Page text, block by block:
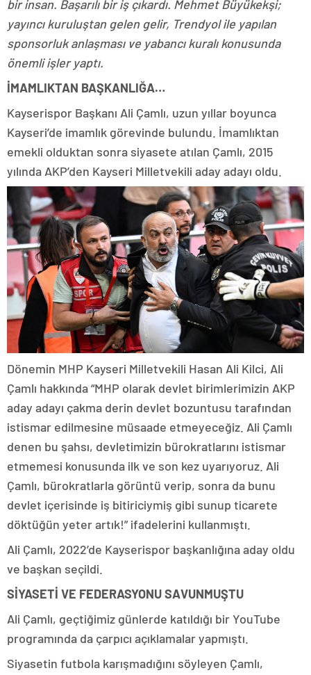
bir insan. Başarılı bir iş çıkardı. Mehmet Büyükekşi;
yayıncı kuruluştan gelen gelir, Trendyol ile yapılan
sponsorluk anlaşması ve yabancı kuralı konusunda
önemli işler yaptı.
İMAMLIKTAN BAŞKANLIĞA…
Kayserispor Başkanı Ali Çamlı, uzun yıllar boyunca
Kayseri’de imamlık görevinde bulundu. İmamlıktan
emekli olduktan sonra siyasete atılan Çamlı, 2015
yılında AKP’den Kayseri Milletvekili aday adayı oldu.
Dönemin MHP Kayseri Milletvekili Hasan Ali Kilci, Ali
Çamlı hakkında “MHP olarak devlet birimlerimizin AKP
aday adayı çakma derin devlet bozuntusu tarafından
istismar edilmesine müsaade etmeyeceğiz. Ali Çamlı
denen bu şahsı, devletimizin bürokratlarını istismar
etmemesi konusunda ilk ve son kez uyarıyoruz. Ali
Çamlı, bürokratlarla görüntü verip, sonra da bunu
devlet içerisinde iş bitiriciymiş gibi sunup ticarete
döktüğün yeter artık!” ifadelerini kullanmıştı.
Ali Çamlı, 2022’de Kayserispor başkanlığına aday oldu
ve başkan seçildi.
SİYASETİ VE FEDERASYONU SAVUNMUŞTU
Ali Çamlı, geçtiğimiz günlerde katıldığı bir YouTube
programında da çarpıcı açıklamalar yapmıştı.
Siyasetin futbola karışmadığını söyleyen Çamlı,